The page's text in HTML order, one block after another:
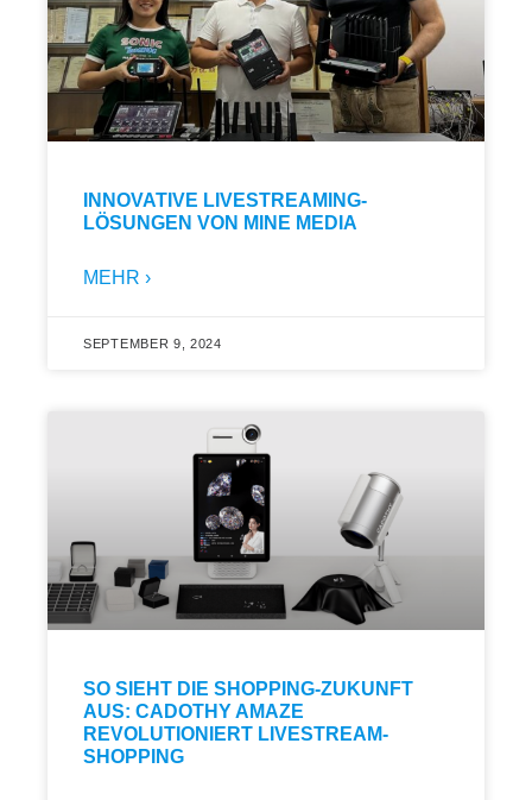
INNOVATIVE LIVESTREAMING-
LÖSUNGEN VON MINE MEDIA
MEHR ›
SEPTEMBER 9, 2024
SO SIEHT DIE SHOPPING-ZUKUNFT
AUS: CADOTHY AMAZE
REVOLUTIONIERT LIVESTREAM-
SHOPPING